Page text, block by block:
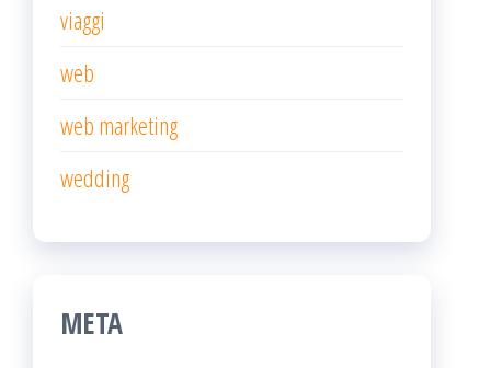
viaggi
web
web marketing
wedding
META